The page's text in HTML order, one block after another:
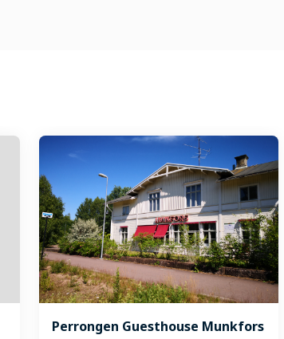
Perrongen Guesthouse Munkfors